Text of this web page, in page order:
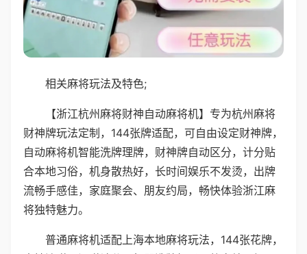
相关麻将玩法及特色;
【浙江杭州麻将财神自动麻将机】专为杭州麻将
财神牌玩法定制，144张牌适配，可自由设定财神牌，
自动麻将机智能洗牌理牌，财神牌自动区分，计分贴
合本地习俗，机身散热好，长时间娱乐不发烫，出牌
流畅手感佳，家庭聚会、朋友约局，畅快体验浙江麻
将独特魅力。
普通麻将机适配上海本地麻将玩法，144张花牌，